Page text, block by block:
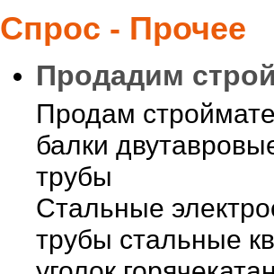
Спрос - Прочее
Продадим
Продам
балки
трубы
Стальные
трубы стальные